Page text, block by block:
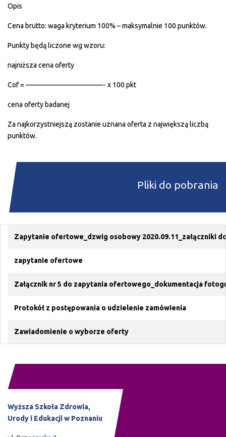
Opis
Cena brutto: waga kryterium 100% – maksymalnie 100 punktów.
Punkty będą liczone wg wzoru:
najniższa cena oferty
Cof = ———————————- x 100 pkt
cena oferty badanej
Za najkorzystniejszą zostanie uznana oferta z największą liczbą
punktów.
Pliki do pobrania
Zapytanie ofertowe_dzwig osobowy 2020.09.11_załączniki
zapytanie ofertowe
Załącznik nr 5 do zapytania ofertowego_dokumentacja
Protokół z postępowania o udzielenie zamówienia
Zawiadomienie o wyborze oferty
Wyższa Szkoła Zdrowia,
Urody i Edukacji w Poznaniu